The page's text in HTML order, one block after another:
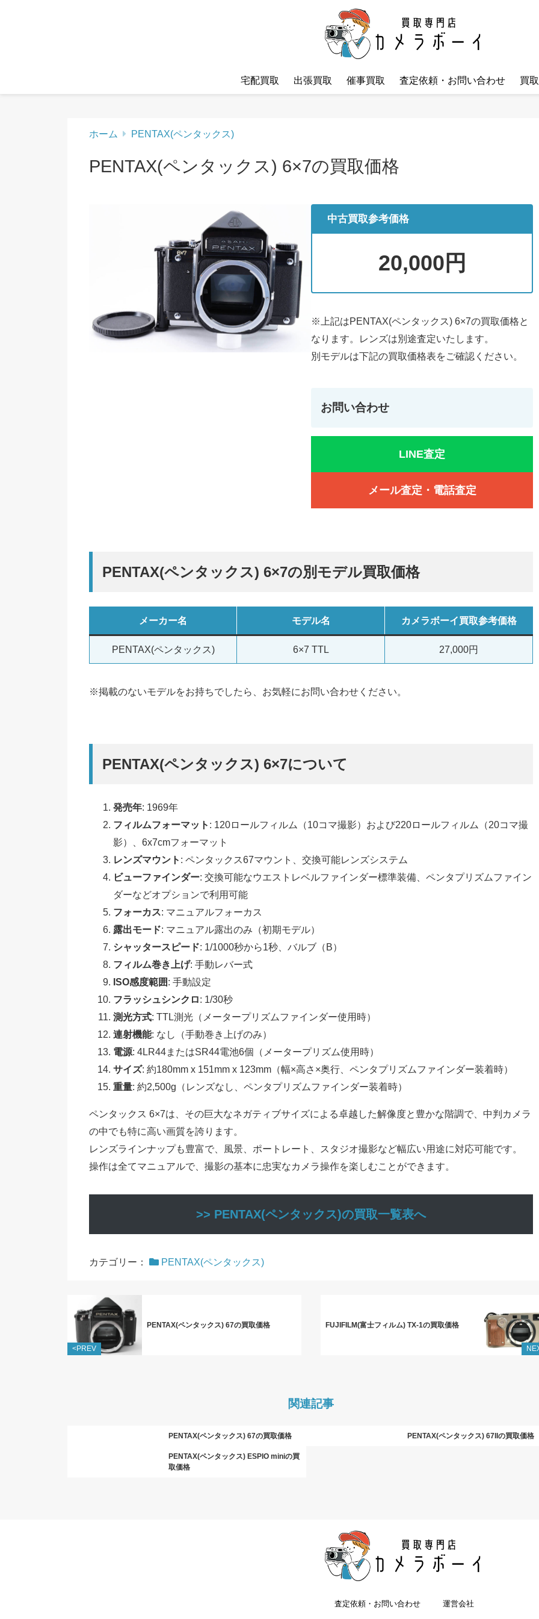
宅配買取 出張買取 催事買取 査定依頼・お問い合わせ 買
ホーム PENTAX(ペンタックス)
PENTAX(ペンタックス) 6×7の買取価格
中古買取参考価格
20,000円
※上記はPENTAX(ペンタックス) 6×7の買取価格と
なります。レンズは別途査定いたします。
別モデルは下記の買取価格表をご確認ください。
お問い合わせ
LINE査定
メール査定・電話査定
PENTAX(ペンタックス) 6×7の別モデル買取価格
メーカー名 モデル名 カメラボーイ買取参考価格
PENTAX(ペンタックス) 6×7 TTL 27,000円
※掲載のないモデルをお持ちでしたら、お気軽にお問い合わせください。
PENTAX(ペンタックス) 6×7について
発売年: 1969年
フィルムフォーマット : 120ロールフィルム（10コマ撮影）および220ロールフィルム（20コマ撮
影）、6x7cmフォーマット
レンズマウント : ペンタックス67マウント、交換可能レンズシステム
ビューファインダー: 交換可能なウエストレベルファインダー標準装備、ペンタプリズムファイン
ダーなどオプションで利用可能
フォーカス: マニュアルフォーカス
露出モード: マニュアル露出のみ（初期モデル）
シャッタースピード: 1/1000秒から1秒、バルブ（B）
フィルム巻き上げ: 手動レバー式
ISO感度範囲: 手動設定
フラッシュシンクロ: 1/30秒
測光方式: TTL測光（メータープリズムファインダー使用時）
連射機能: なし（手動巻き上げのみ）
電源: 4LR44またはSR44電池6個（メータープリズム使用時）
サイズ: 約180mm x 151mm x 123mm（幅×高さ×奥行、ペンタプリズムファインダー装着時）
重量: 約2,500g（レンズなし、ペンタプリズムファインダー装着時）
ペンタックス 6×7は、その巨大なネガティブサイズによる卓越した解像度と豊かな階調で、中判カメラ
の中でも特に高い画質を誇ります。
レンズラインナップも豊富で、風景、ポートレート、スタジオ撮影など幅広い用途に対応可能です。
操作は全てマニュアルで、撮影の基本に忠実なカメラ操作を楽しむことができます。
>> PENTAX(ペンタックス)の買取一覧表へ
カテゴリー： PENTAX(ペンタックス)
<PREV
PENTAX(ペンタックス) 67の買取価格 FUJIFILM(富士フィルム) TX-1の買取価格
関連記事
PENTAX(ペンタックス) 67の買取価格 PENTAX(ペンタックス) 67IIの買取価格
PENTAX(ペンタックス) ESPIO miniの買
取価格
査定依頼・お問い合わせ 運営会社